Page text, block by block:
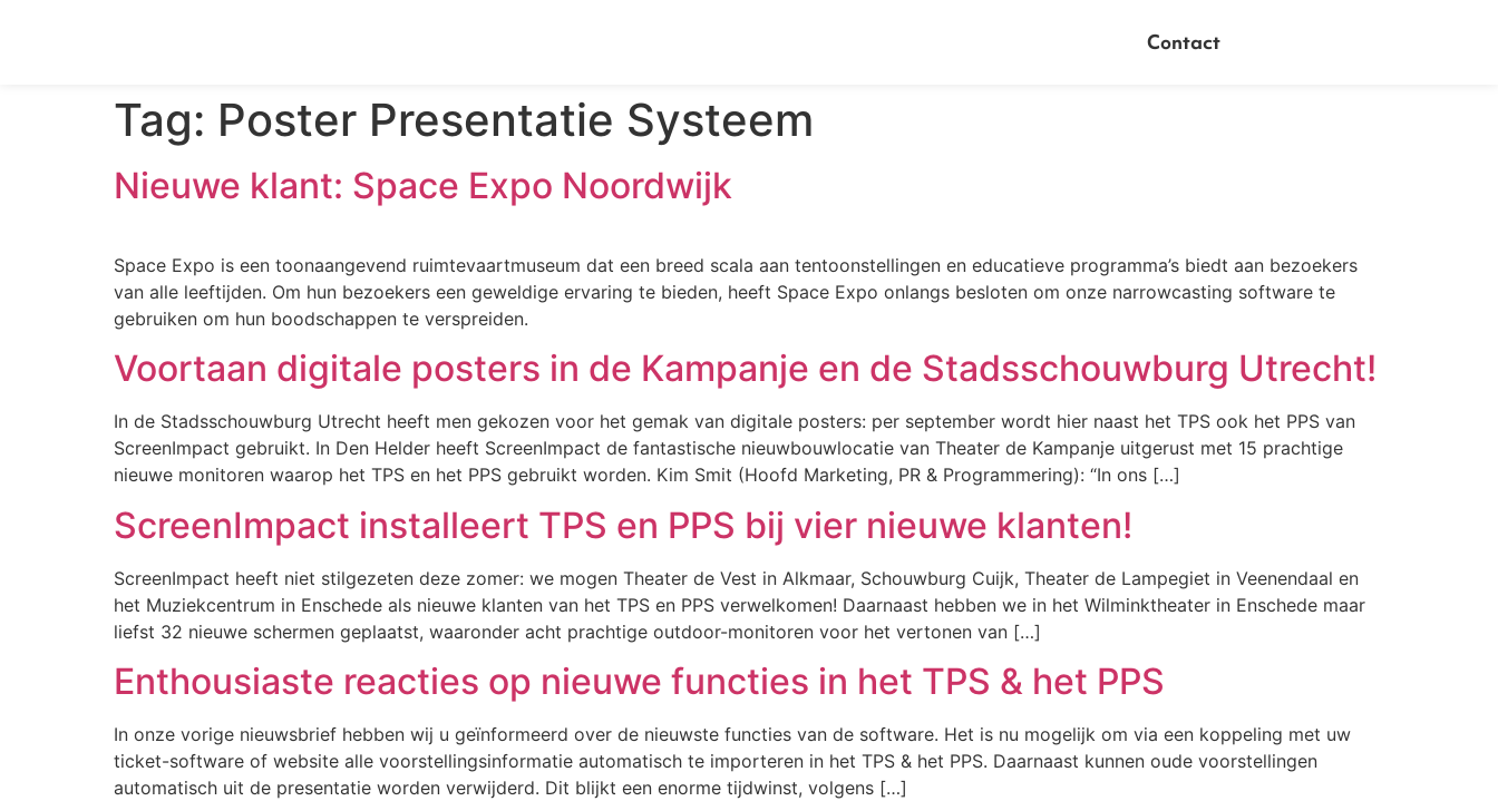
Contact
Tag: Poster Presentatie Systeem
Nieuwe klant: Space Expo Noordwijk
Space Expo is een toonaangevend ruimtevaartmuseum dat een breed scala aan tentoonstellingen en educatieve programma’s biedt aan bezoekers
van alle leeftijden. Om hun bezoekers een geweldige ervaring te bieden, heeft Space Expo onlangs besloten om onze narrowcasting software te
gebruiken om hun boodschappen te verspreiden.
Voortaan digitale posters in de Kampanje en de Stadsschouwburg Utrecht!
In de Stadsschouwburg Utrecht heeft men gekozen voor het gemak van digitale posters: per september wordt hier naast het TPS ook het PPS van
ScreenImpact gebruikt. In Den Helder heeft ScreenImpact de fantastische nieuwbouwlocatie van Theater de Kampanje uitgerust met 15 prachtige
nieuwe monitoren waarop het TPS en het PPS gebruikt worden. Kim Smit (Hoofd Marketing, PR & Programmering): “In ons […]
ScreenImpact installeert TPS en PPS bij vier nieuwe klanten!
ScreenImpact heeft niet stilgezeten deze zomer: we mogen Theater de Vest in Alkmaar, Schouwburg Cuijk, Theater de Lampegiet in Veenendaal en
het Muziekcentrum in Enschede als nieuwe klanten van het TPS en PPS verwelkomen! Daarnaast hebben we in het Wilminktheater in Enschede maar
liefst 32 nieuwe schermen geplaatst, waaronder acht prachtige outdoor-monitoren voor het vertonen van […]
Enthousiaste reacties op nieuwe functies in het TPS & het PPS
In onze vorige nieuwsbrief hebben wij u geïnformeerd over de nieuwste functies van de software. Het is nu mogelijk om via een koppeling met uw
ticket-software of website alle voorstellingsinformatie automatisch te importeren in het TPS & het PPS. Daarnaast kunnen oude voorstellingen
automatisch uit de presentatie worden verwijderd. Dit blijkt een enorme tijdwinst, volgens […]